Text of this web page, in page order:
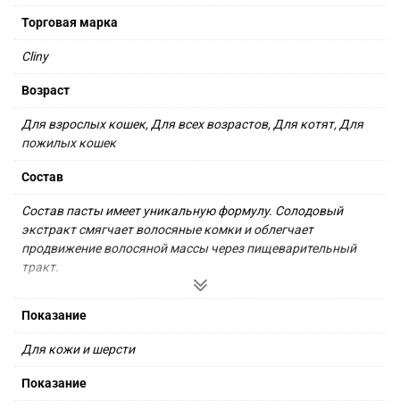
Торговая марка
Cliny
Возраст
Для взрослых кошек, Для всех возрастов, Для котят, Для
пожилых кошек
Состав
Состав пасты имеет уникальную формулу. Солодовый
экстракт смягчает волосяные комки и облегчает
продвижение волосяной массы через пищеварительный
тракт.
обладают выраженным дезинфицирующим действием
широкого спектра.
Показание
Для кожи и шерсти
Показание